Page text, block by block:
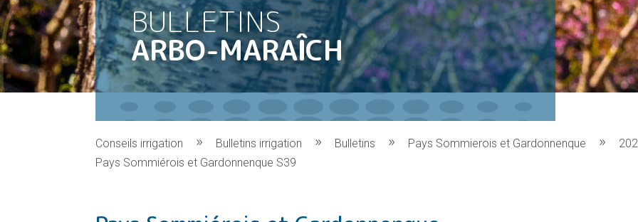
BULLETINS
ARBO-MARAÎCH
Conseils irrigation Bulletins irrigation Bulletins Pays Sommierois et Gardonnenque
Pays Sommiérois et Gardonnenque S39